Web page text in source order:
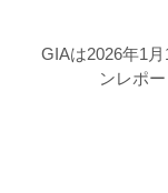
GIAは2026年1
ンレポ